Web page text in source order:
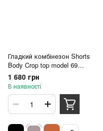
Гладкий комбінезон Shorts
Body Crop top model 69
Sharkskin (сірий) - S
1 680 грн
В наявності